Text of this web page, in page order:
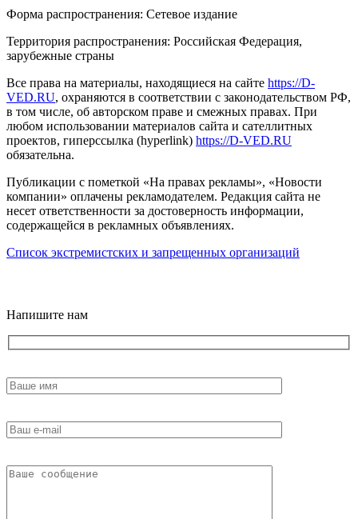
Форма распространения: Сетевое издание
Территория распространения: Российская Федерация,
зарубежные страны
Все права на материалы, находящиеся на сайте https://D-
VED.RU, охраняются в соответствии с законодательством РФ,
в том числе, об авторском праве и смежных правах. При
любом использовании материалов сайта и сателлитных
проектов, гиперссылка (hyperlink) https://D-VED.RU
обязательна.
Публикации с пометкой «На правах рекламы», «Новости
компании» оплачены рекламодателем. Редакция сайта не
несет ответственности за достоверность информации,
содержащейся в рекламных объявлениях.
Список экстремистских и запрещенных организаций
Напишите нам